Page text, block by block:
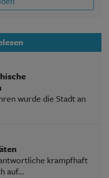
wurde die Stadt an
krampfhaft
auf...